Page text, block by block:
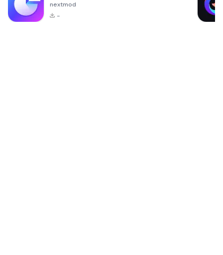
nextmod
-